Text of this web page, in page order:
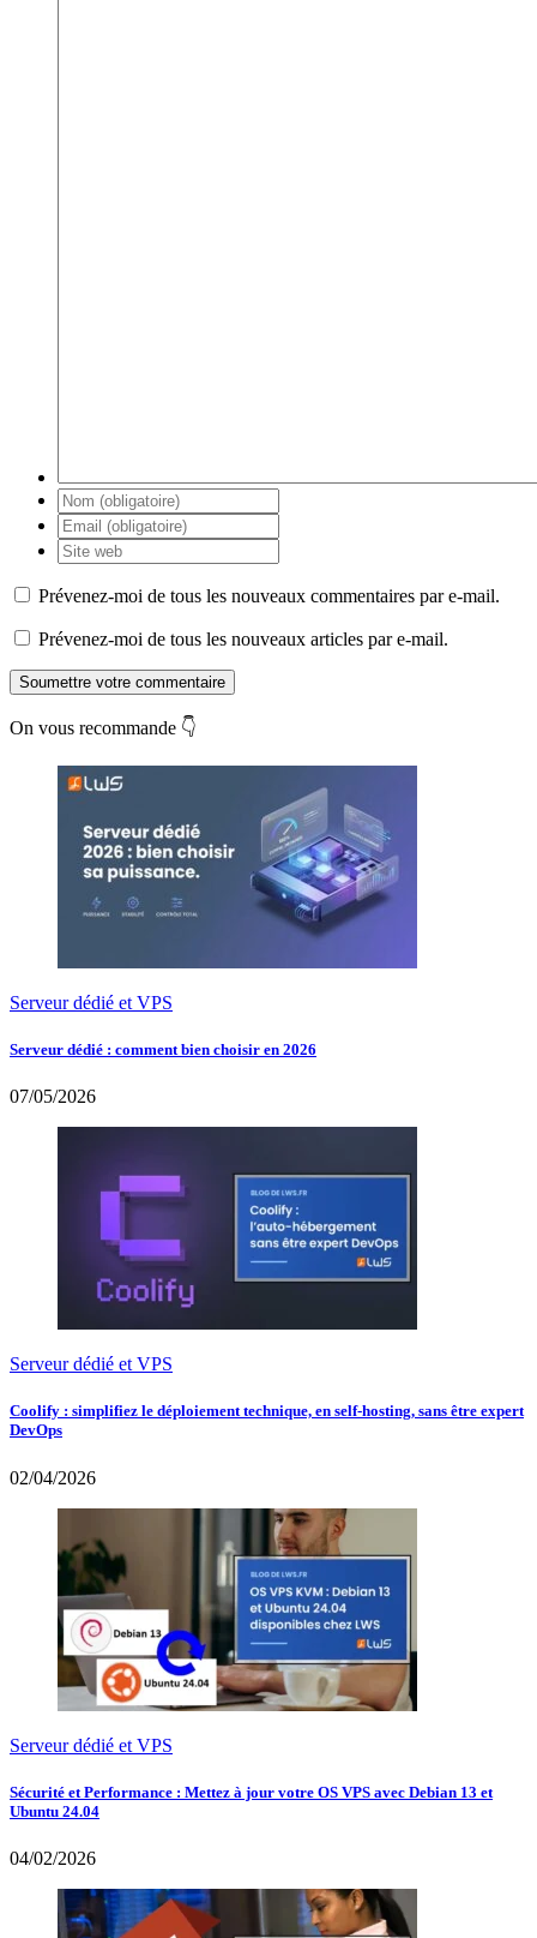
Prévenez-moi de tous les nouveaux commentaires par e-mail.
Prévenez-moi de tous les nouveaux articles par e-mail.
Soumettre votre commentaire
On vous recommande 👇
Serveur dédié et VPS
Serveur dédié : comment bien choisir en 2026
07/05/2026
Serveur dédié et VPS
Coolify : simplifiez le déploiement technique, en self-hosting, sans être expert
DevOps
02/04/2026
Serveur dédié et VPS
Sécurité et Performance : Mettez à jour votre OS VPS avec Debian 13 et
Ubuntu 24.04
04/02/2026